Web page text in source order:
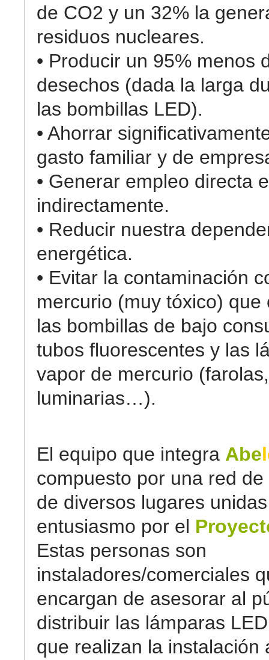
de CO2 y un 32% la
residuos nucleares.
• Producir un 95% menos
desechos (dada la larga
las bombillas LED).
• Ahorrar
gasto familiar y de
• Generar empleo directa e
indirectamente.
• Reducir nuestra
energética.
• Evitar la contaminación
mercurio (muy tóxico) que
las bombillas de bajo
tubos fluorescentes y las
vapor de mercurio (farolas,
luminarias…).
El equipo que integra Abe
compuesto por una red
de diversos lugares
entusiasmo por el
Estas personas son
instaladores/comerciales
encargan de asesorar al
distribuir las lámparas
que realizan la instalación